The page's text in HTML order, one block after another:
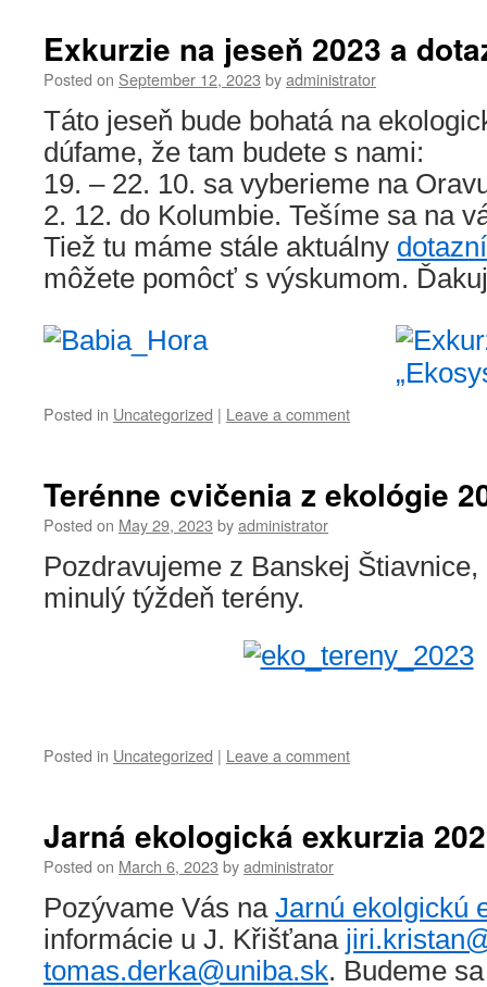
Exkurzie na jeseň 2023 a
Posted on September 12, 2023 byadministrator
Táto jeseň bude bohatá na
dúfame, že tam budete s nami:
19. – 22. 10. sa vyberieme na
2. 12. do Kolumbie. Tešíme sa na
Tiež tu máme stále aktuálny
môžete pomôcť s výskumom.
Posted in Uncategorized | Leave a comment
Terénne cvičenia z ekológie
Posted on May 29, 2023 byadministrator
Pozdravujeme z Banskej
minulý týždeň terény.
Posted in Uncategorized | Leave a comment
Jarná ekologická exkurzia
Posted on March 6, 2023 byadministrator
Pozývame Vás na Jarnú ekolgickú
informácie u J. Křišťana
tomas.derka@uniba.sk. Budeme